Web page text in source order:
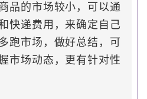
品的市场较小，可以通
快递费用，来确定自己
跑市场，做好总结，可
市场动态，更有针对性